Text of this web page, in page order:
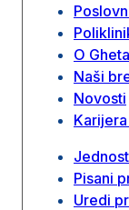
O
Naši
Novosti
Pisani
Uredi